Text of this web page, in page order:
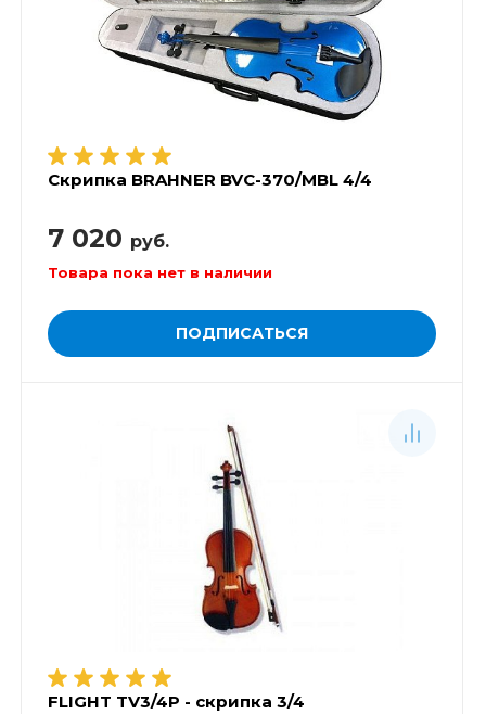
Скрипка BRAHNER BVC-370/MBL 4/4
7 020 руб.
Товара пока нет в наличии
ПОДПИСАТЬСЯ
FLIGHT TV3/4P - скрипка 3/4